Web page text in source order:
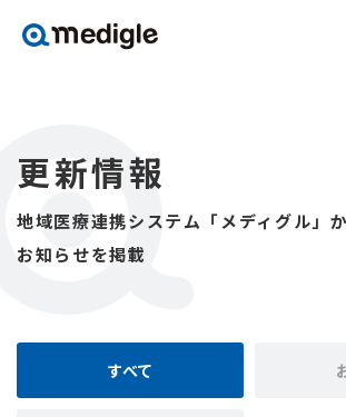
更新情報
地域医療連携システム「メディグル」
お知らせを掲載
すべて